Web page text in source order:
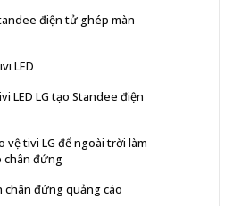
điện tử ghép màn
LED
LED LG tạo Standee điện
vệ tivi LG để ngoài trời làm
chân đứng
chân đứng quảng cáo